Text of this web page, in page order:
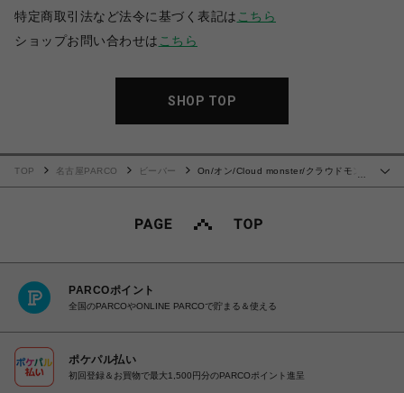
特定商取引法など法令に基づく表記は こちら
ショップお問い合わせは こちら
SHOP TOP
…
TOP 名古屋PARCO ビーバー
On/オン/Cloud monster/クラウドモン
PARCOポイント
全国のPARCOやONLINE PARCOで貯まる＆使える
ポケパル払い
初回登録＆お買物で最大1,500円分のPARCOポイント進呈